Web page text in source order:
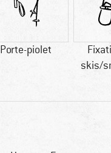
Porte-piolet
skis/